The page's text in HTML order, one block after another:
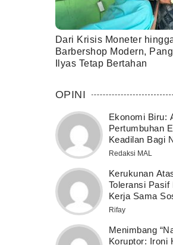
Dari Krisis Moneter
Barbershop Modern,
Ilyas Tetap Bertahan
OPINI
Ekonomi Biru:
Pertumbuhan
Keadilan Bagi
Redaksi MAL
Kerukunan
Toleransi Pasif
Kerja Sama
Rifay
Menimbang
Koruptor: Ironi